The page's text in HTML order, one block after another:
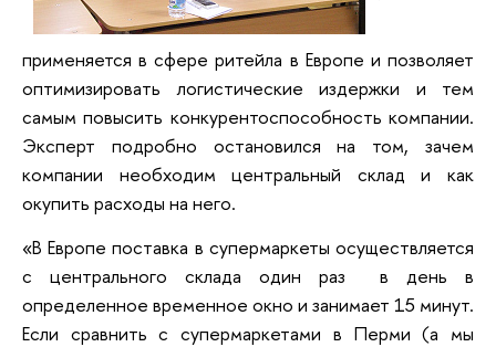
применяется в сфере ритейла в Европе и позволяет
оптимизировать логистические издержки и тем
самым повысить конкурентоспособность компании.
Эксперт подробно остановился на том, зачем
компании необходим центральный склад и как
окупить расходы на него.
«В Европе поставка в супермаркеты осуществляется
с центрального склада один раз в день в
определенное временное окно и занимает 15 минут.
Если сравнить с супермаркетами в Перми (а мы